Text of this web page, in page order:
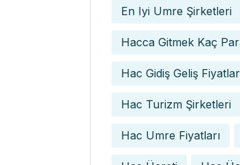
En Iyi Umre Şirketleri
Hacca Gitmek Kaç
Hac Gidiş Geliş
Hac Turizm Şirketleri
Hac Umre Fiyatları